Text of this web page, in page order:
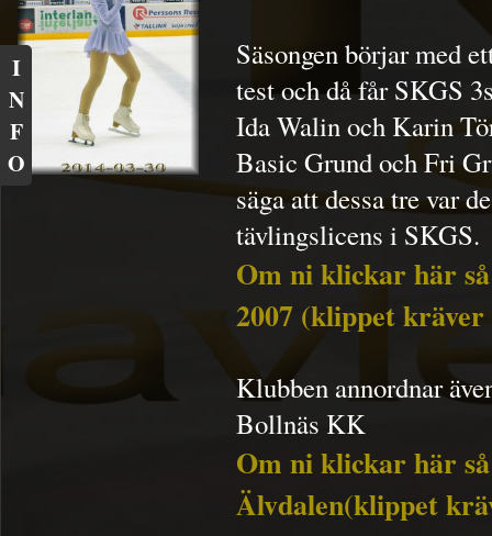
Säsongen börjar med
test och då får SKGS
Ida Walin och Karin
Basic Grund och Fri
säga att dessa tre var
tävlingslicens i SKGS.
Om ni klickar här
2007 (klippet
Klubben annordnar
Bollnäs KK
Om ni klickar här
Älvdalen(klippet
I
N
F
O